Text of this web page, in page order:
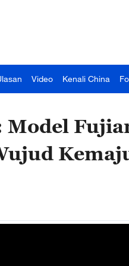
Video Kenali China
Model